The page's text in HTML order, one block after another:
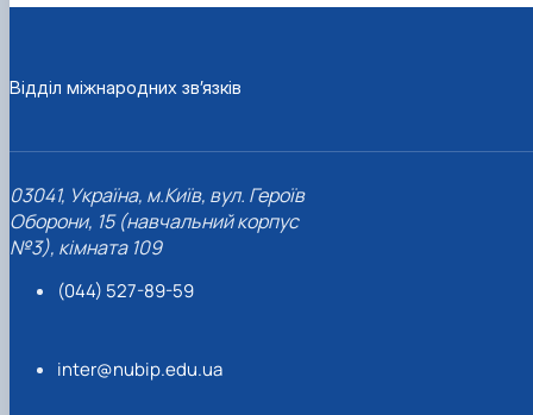
Відділ міжнародних зв’язків
03041, Україна, м.Київ, вул. Героїв
Оборони, 15 (навчальний корпус
№3), кімната 109
(044) 527-89-59
inter@nubip.edu.ua